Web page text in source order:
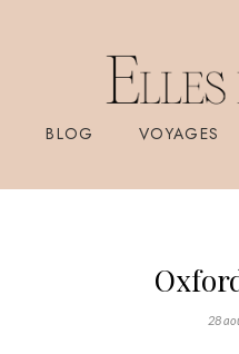
BLOG VOYAGES
28